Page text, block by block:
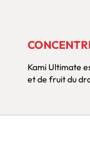
Kami Ultimate
et de fruit